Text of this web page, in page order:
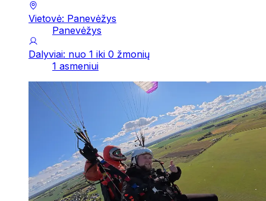
Vietovė: Panevėžys
Panevėžys
Dalyviai: nuo 1 iki 0 žmonių
1 asmeniui